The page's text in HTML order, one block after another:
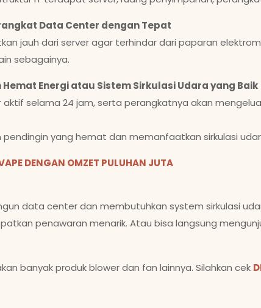
Data Center dengan Tepat
jauh dari server agar terhindar dari paparan
sebagainya.
Energi atau Sistem Sirkulasi Udara yang Baik
selama 24 jam, serta perangkatnya akan
pendingin yang hemat dan memanfaatkan sirkulasi
DENGAN OMZET PULUHAN JUTA
data center dan membutuhkan system sirkulasi
penawaran menarik. Atau bisa langsung
banyak produk blower dan fan lainnya. Silahkan cek